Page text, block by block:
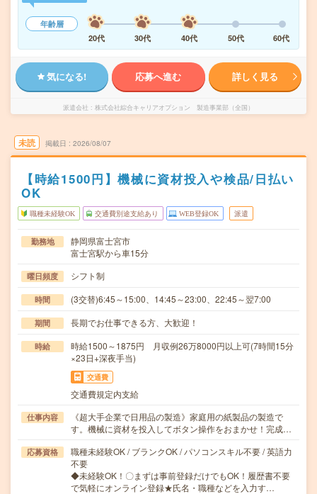
年齢層
20代
30代 40代 50代 60代
気になる! 応募へ進む 詳しく見る
派遣会社 株式会社綜合キャリアオプション 製造事業部（全国）
未読 掲載日 2026/08/07
【時給1500円】機械に資材投入や検品/日払い
OK
職種未経験OK 交通費別途支給あり WEB登録OK 派遣
勤務地
静岡県富士宮市
富士宮駅から車15分
曜日頻度 シフト制
時間 (3交替)6:45～15:00、14:45～23:00、22:45～翌7:00
期間 長期でお仕事できる方、大歓迎！
時給
時給1500～1875円 月収例26万8000円以上可(7時間15分
×23日+深夜手当)
交通費
交通費規定内支給
仕事内容
《超大手企業で日用品の製造》家庭用の紙製品の製造で
す。機械に資材を投入してボタン操作をおまかせ！完成…
応募資格
職種未経験OK / ブランクOK / パソコンスキル不要 / 英語力
不要
◆未経験OK！〇まずは事前登録だけでもOK！履歴書不要
で気軽にオンライン登録★氏名・職種などを入力す…